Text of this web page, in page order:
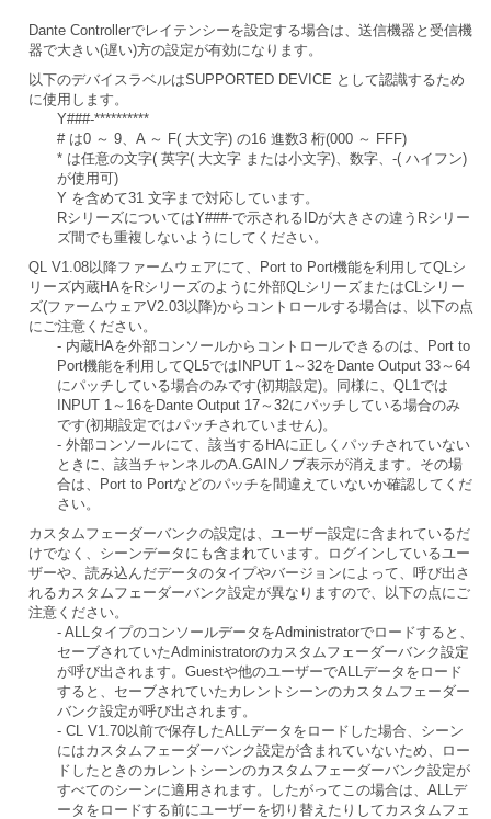
Dante Controllerでレイテンシーを設定する場合は、送信機器と受信機
器で大きい(遅い)方の設定が有効になります。
以下のデバイスラベルはSUPPORTED DEVICE として認識するため
に使用します。
Y###-**********
# は0 ～ 9、A ～ F( 大文字) の16 進数3 桁(000 ～ FFF)
* は任意の文字( 英字( 大文字 または小文字)、数字、-( ハイフン)
が使用可)
Y を含めて31 文字まで対応しています。
RシリーズについてはY###-で示されるIDが大きさの違うRシリー
ズ間でも重複しないようにしてください。
QL V1.08以降ファームウェアにて、Port to Port機能を利用してQLシ
リーズ内蔵HAをRシリーズのように外部QLシリーズまたはCLシリー
ズ(ファームウェアV2.03以降)からコントロールする場合は、以下の点
にご注意ください。
- 内蔵HAを外部コンソールからコントロールできるのは、Port to
Port機能を利用してQL5ではINPUT 1～32をDante Output 33～64
にパッチしている場合のみです(初期設定)。同様に、QL1では
INPUT 1～16をDante Output 17～32にパッチしている場合のみ
です(初期設定ではパッチされていません)。
- 外部コンソールにて、該当するHAに正しくパッチされていない
ときに、該当チャンネルのA.GAINノブ表示が消えます。その場
合は、Port to Portなどのパッチを間違えていないか確認してくだ
さい。
カスタムフェーダーバンクの設定は、ユーザー設定に含まれているだ
けでなく、シーンデータにも含まれています。ログインしているユー
ザーや、読み込んだデータのタイプやバージョンによって、呼び出さ
れるカスタムフェーダーバンク設定が異なりますので、以下の点にご
注意ください。
- ALLタイプのコンソールデータをAdministratorでロードすると、
セーブされていたAdministratorのカスタムフェーダーバンク設定
が呼び出されます。Guestや他のユーザーでALLデータをロード
すると、セーブされていたカレントシーンのカスタムフェーダー
バンク設定が呼び出されます。
- CL V1.70以前で保存したALLデータをロードした場合、シーン
にはカスタムフェーダーバンク設定が含まれていないため、ロー
ドしたときのカレントシーンのカスタムフェーダーバンク設定が
すべてのシーンに適用されます。したがってこの場合は、ALLデ
ータをロードする前にユーザーを切り替えたりしてカスタムフェ